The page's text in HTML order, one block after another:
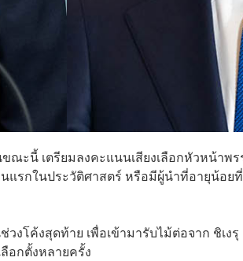
ณะนี้ เตรียมลงคะแนนเสียงเลือกหัวหน้าพร
แรกในประวัติศาสตร์ หรือมีผู้นำที่อายุน้อย
โค้งสุดท้าย เพื่อเข้ามารับไม้ต่อจาก ชิเงรุ
อกตั้งหลายครั้ง